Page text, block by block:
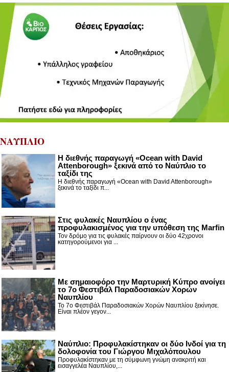
ΝΑΥΠΛΙΟ
Η διεθνής παραγωγή «Ocean with David
Attenborough» ξεκινά από το Ναύπλιο το
ταξίδι της
Η διεθνής παραγωγή «Ocean with David Attenborough»
ξεκινά το ταξίδι π...
Στις φυλακές Ναυπλίου ο ένας
προφυλακισμένος για την υπόθεση της Marfin
Τον δρόμο για τις φυλακές παίρνουν οι δύο 42χρονοι
κατηγορούμενοι για ...
Με σημαιοφόρο την Μαρτυρική Κύπρο ανοίγει
το 7ο Φεστιβάλ Παραδοσιακών Χορών
Ναυπλίου
Το 7ο Φεστιβάλ Παραδοσιακών Χορών Ναυπλίου ξεκίνησε.
Είναι πλέον γεγον...
Ναύπλιο: Προφυλακίστηκαν οι δύο Ινδοί για τη
δολοφονία του Γιώργου Μιχαλόπουλου
Προφυλακίστηκαν με τη σύμφωνη γνώμη ανακριτή και
εισαγγελέα Ναυπλίου,...